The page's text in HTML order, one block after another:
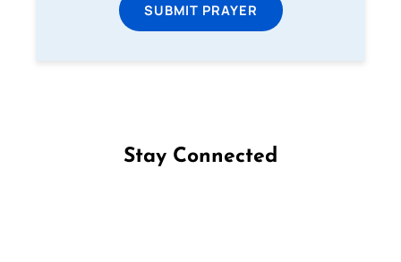
SUBMIT PRAYER
Stay Connected